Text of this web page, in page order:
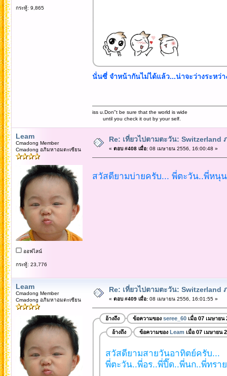
กระทู้: 9,865
นั่นซี่ จำหน้ากันไม่ได้แล้ว...น่าจะว่างระหว่
iss u.Don"t be sure that the world is wide
until you check it out by your self.
Leam
Cmadong Member
Cmadong อภิมหาอมตะเซียน
ออฟไลน์
กระทู้: 23,776
Re: เที่ยวไปตามตะวัน: Switzerland
« ตอบ #408 เมื่อ:08 เมษายน 2556, 16:00:48 »
สวัสดียามบ่ายครับ... พี่ตะวัน..พี่หนุ
Leam
Cmadong Member
Cmadong อภิมหาอมตะเซียน
Re: เที่ยวไปตามตะวัน: Switzerland
« ตอบ #409 เมื่อ:08 เมษายน 2556, 16:01:55 »
อ้างถึง ข้อความของ seree_60เมื่อ 07 เมษายน
อ้างถึง ข้อความของ Leam เมื่อ 07 เมษายน
สวัสดียามสายวันอาทิตย์ครับ...
พี่ตะวัน..พี่อร..พี่ปี๊ด..พี่นก..พี่ทรา